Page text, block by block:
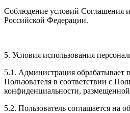
Соблюдение условий Соглашения и
Российской Федерации.
5. Условия использования
5.1. Администрация обрабатывает
Пользователя в соответствии с
конфиденциальности,
5.2. Пользователь соглашается на